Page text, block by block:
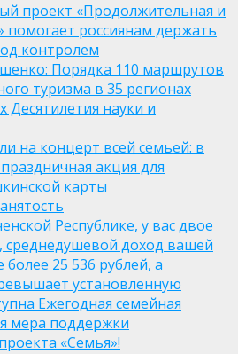
проект «Продолжительная и
помогает россиянам держать
контролем
Порядка 110 маршрутов
туризма в 35 регионах
Десятилетия науки и
на концерт всей семьей: в
акция для
карты
Республике, у вас двое
среднедушевой доход вашей
25 536 рублей, а
установленную
Ежегодная семейная
мера поддержки
«Семья»!